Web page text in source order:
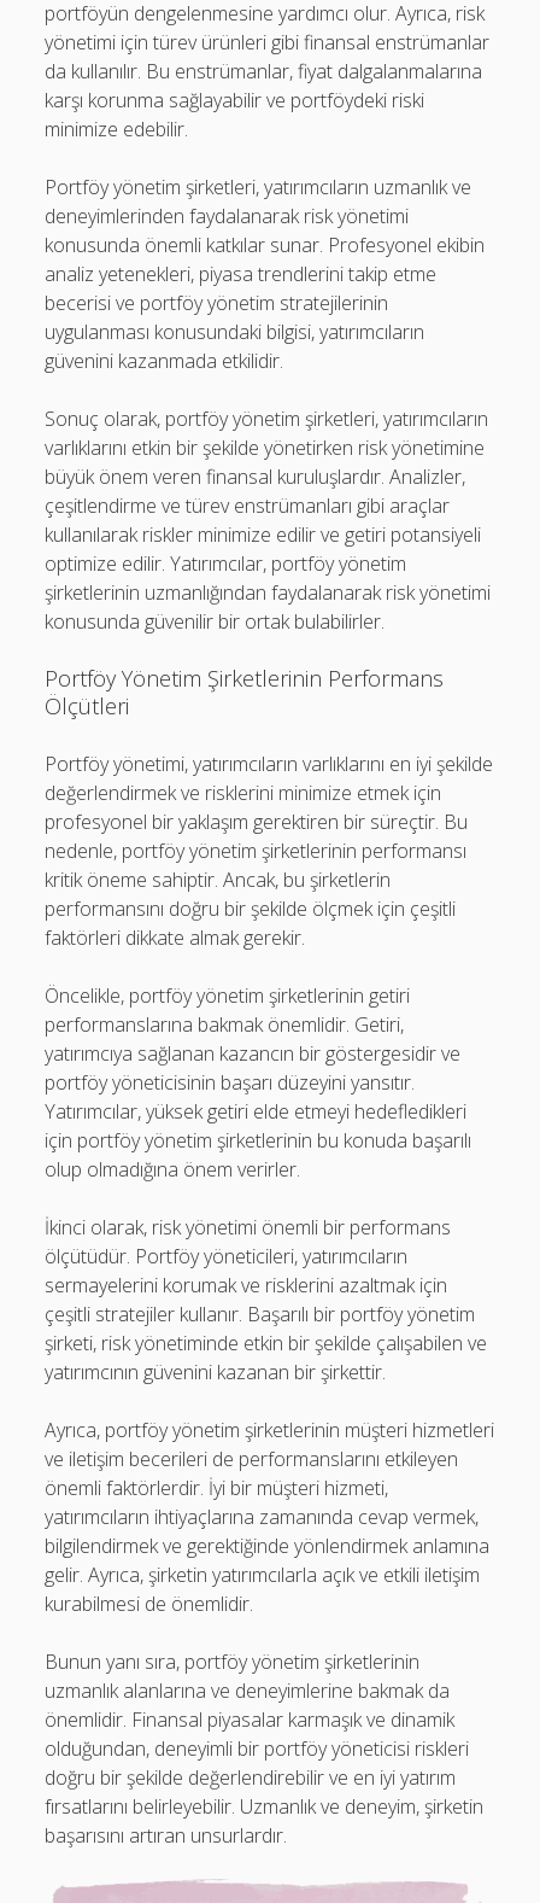
portföyün dengelenmesine yardımcı olur. Ayrıca, risk
yönetimi için türev ürünleri gibi finansal enstrümanlar
da kullanılır. Bu enstrümanlar, fiyat dalgalanmalarına
karşı korunma sağlayabilir ve portföydeki riski
minimize edebilir.
Portföy yönetim şirketleri, yatırımcıların uzmanlık ve
deneyimlerinden faydalanarak risk yönetimi
konusunda önemli katkılar sunar. Profesyonel ekibin
analiz yetenekleri, piyasa trendlerini takip etme
becerisi ve portföy yönetim stratejilerinin
uygulanması konusundaki bilgisi, yatırımcıların
güvenini kazanmada etkilidir.
Sonuç olarak, portföy yönetim şirketleri, yatırımcıların
varlıklarını etkin bir şekilde yönetirken risk yönetimine
büyük önem veren finansal kuruluşlardır. Analizler,
çeşitlendirme ve türev enstrümanları gibi araçlar
kullanılarak riskler minimize edilir ve getiri potansiyeli
optimize edilir. Yatırımcılar, portföy yönetim
şirketlerinin uzmanlığından faydalanarak risk yönetimi
konusunda güvenilir bir ortak bulabilirler.
Portföy Yönetim Şirketlerinin Performans
Ölçütleri
Portföy yönetimi, yatırımcıların varlıklarını en iyi şekilde
değerlendirmek ve risklerini minimize etmek için
profesyonel bir yaklaşım gerektiren bir süreçtir. Bu
nedenle, portföy yönetim şirketlerinin performansı
kritik öneme sahiptir. Ancak, bu şirketlerin
performansını doğru bir şekilde ölçmek için çeşitli
faktörleri dikkate almak gerekir.
Öncelikle, portföy yönetim şirketlerinin getiri
performanslarına bakmak önemlidir. Getiri,
yatırımcıya sağlanan kazancın bir göstergesidir ve
portföy yöneticisinin başarı düzeyini yansıtır.
Yatırımcılar, yüksek getiri elde etmeyi hedefledikleri
için portföy yönetim şirketlerinin bu konuda başarılı
olup olmadığına önem verirler.
İkinci olarak, risk yönetimi önemli bir performans
ölçütüdür. Portföy yöneticileri, yatırımcıların
sermayelerini korumak ve risklerini azaltmak için
çeşitli stratejiler kullanır. Başarılı bir portföy yönetim
şirketi, risk yönetiminde etkin bir şekilde çalışabilen ve
yatırımcının güvenini kazanan bir şirkettir.
Ayrıca, portföy yönetim şirketlerinin müşteri hizmetleri
ve iletişim becerileri de performanslarını etkileyen
önemli faktörlerdir. İyi bir müşteri hizmeti,
yatırımcıların ihtiyaçlarına zamanında cevap vermek,
bilgilendirmek ve gerektiğinde yönlendirmek anlamına
gelir. Ayrıca, şirketin yatırımcılarla açık ve etkili iletişim
kurabilmesi de önemlidir.
Bunun yanı sıra, portföy yönetim şirketlerinin
uzmanlık alanlarına ve deneyimlerine bakmak da
önemlidir. Finansal piyasalar karmaşık ve dinamik
olduğundan, deneyimli bir portföy yöneticisi riskleri
doğru bir şekilde değerlendirebilir ve en iyi yatırım
fırsatlarını belirleyebilir. Uzmanlık ve deneyim, şirketin
başarısını artıran unsurlardır.